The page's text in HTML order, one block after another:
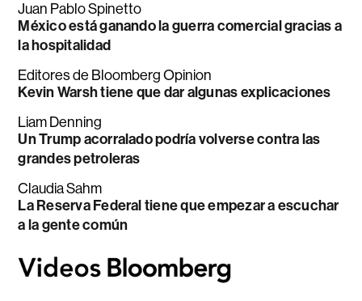
Juan Pablo Spinetto
México está ganando la guerra comercial gracias a
la hospitalidad
Editores de Bloomberg Opinion
Kevin Warsh tiene que dar algunas explicaciones
Liam Denning
Un Trump acorralado podría volverse contra las
grandes petroleras
Claudia Sahm
La Reserva Federal tiene que empezar a escuchar
a la gente común